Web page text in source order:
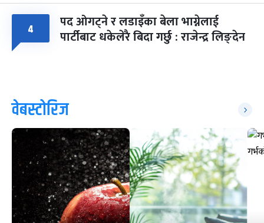
४ पद ओगट्ने र लडाइँका बेला भाग्नेलाई
पार्टीबाट धकेलेरै बिदा गर्छु : राजेन्द्र लिङ्देन
वेबस्टोरिज